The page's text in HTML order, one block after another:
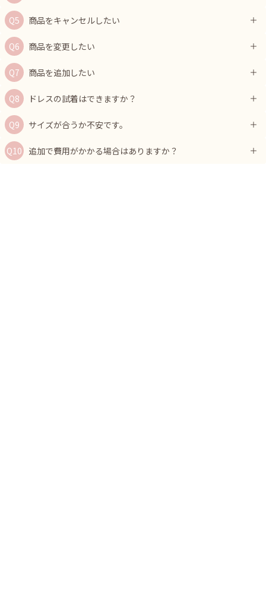
商品をキャンセルしたい
商品を変更したい
商品を追加したい
ドレスの試着はできますか？
サイズが合うか不安です。
追加で費用がかかる場合はありますか？